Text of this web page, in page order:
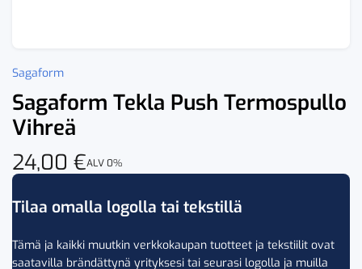
Sagaform
Sagaform Tekla Push Termospullo
Vihreä
24,00 €ALV 0%
Tilaa omalla logolla tai tekstillä
Tämä ja kaikki muutkin verkkokaupan tuotteet ja tekstiilit ovat
saatavilla brändättynä yrityksesi tai seurasi logolla ja muilla